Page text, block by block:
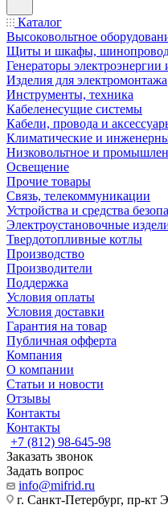
Каталог
Высоковольтное
Щиты и шкафы,
Генераторы
Изделия для электромонтажа
Инструменты, техника
Кабеленесущие системы
Кабели, провода и
Климатические и
Низковольтное и
Освещение
Прочие товары
Связь, телекоммуникации
Устройства и средства
Электроустановочные
Твердотопливные котлы
Производство
Производители
Поддержка
Условия оплаты
Условия доставки
Гарантия на товар
Публичная офферта
Компания
О компании
Статьи и новости
Отзывы
Контакты
Контакты
+7 (812) 98-645-98
Заказать звонок
Задать вопрос
info@mifrid.ru
г. Санкт-Петербург, пр-кт